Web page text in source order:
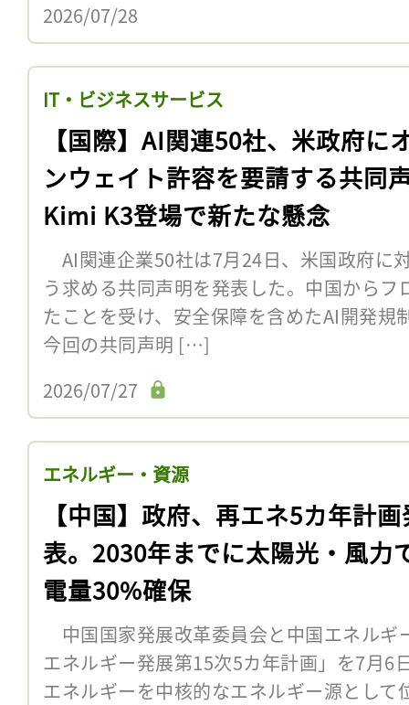
2026/07/28
IT・ビジネスサービス
【国際】AI関連50社、米政府に
ンウェイト許容を要請する共同
Kimi K3登場で新たな懸念
AI関連企業50社は7月24日、米国政府に
う求める共同声明を発表した。中国からフ
たことを受け、安全保障を含めたAI開発
今回の共同声明 […]
2026/07/27
エネルギー・資源
【中国】政府、再エネ5カ年計
表。2030年までに太陽光・風力
電量30%確保
中国国家発展改革委員会と中国エネルギ
エネルギー発展第15次5カ年計画」を7月6
エネルギーを中核的なエネルギー源として